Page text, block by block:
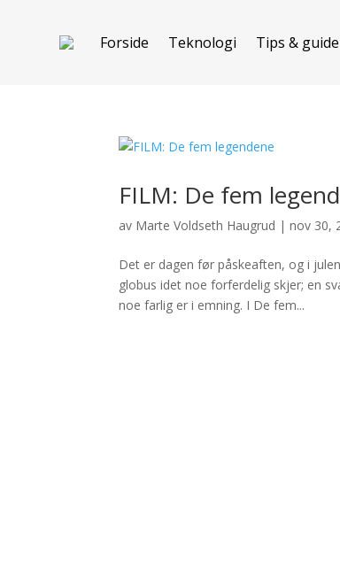
Forside Teknologi Tips &
FILM: De fem
av Marte Voldseth Haugrud |nov 30,
Det er dagen før påskeaften, og i
globus idet noe forferdelig skjer; en
noe farlig er i emning. I De fem...